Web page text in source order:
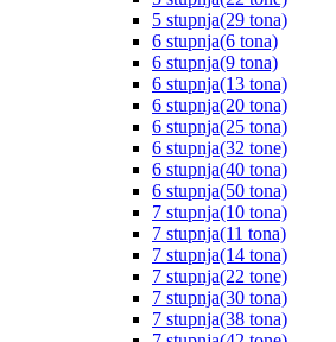
5 stupnja(29 tona)
6 stupnja(6 tona)
6 stupnja(9 tona)
6 stupnja(13 tona)
6 stupnja(20 tona)
6 stupnja(25 tona)
6 stupnja(32 tone)
6 stupnja(40 tona)
6 stupnja(50 tona)
7 stupnja(10 tona)
7 stupnja(11 tona)
7 stupnja(14 tona)
7 stupnja(22 tone)
7 stupnja(30 tona)
7 stupnja(38 tona)